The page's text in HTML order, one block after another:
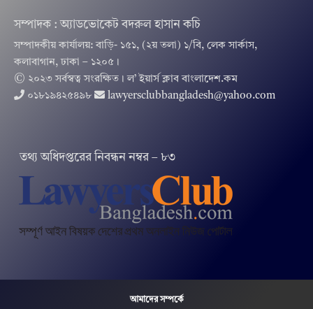
সম্পাদক : অ্যাডভোকেট বদরুল হাসান কচি
সম্পাদকীয় কার্যালয়: বাড়ি- ১৫১, (২য় তলা) ১/বি, লেক সার্কাস,
কলাবাগান, ঢাকা – ১২০৫।
© ২০২৩ সর্বস্বত্ব সংরক্ষিত । ল’ ইয়ার্স ক্লাব বাংলাদেশ.কম
০১৮১৯৪২৫৪৯৮
lawyersclubbangladesh@yahoo.com
তথ‌্য অ‌ধিদপ্ত‌রের নিবন্ধন নম্বর – ৮৩
আমাদের সম্পর্কে